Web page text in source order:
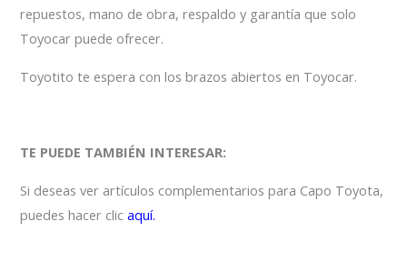
repuestos, mano de obra, respaldo y garantía que solo
Toyocar puede ofrecer.
Toyotito te espera con los brazos abiertos en Toyocar.
TE PUEDE TAMBIÉN INTERESAR:
Si deseas ver artículos complementarios para Capo Toyota,
puedes hacer clicaquí.